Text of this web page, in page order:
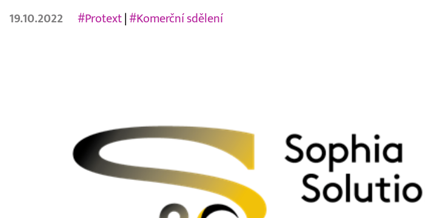
19.10.2022 #Protext| #Komerční sdělení